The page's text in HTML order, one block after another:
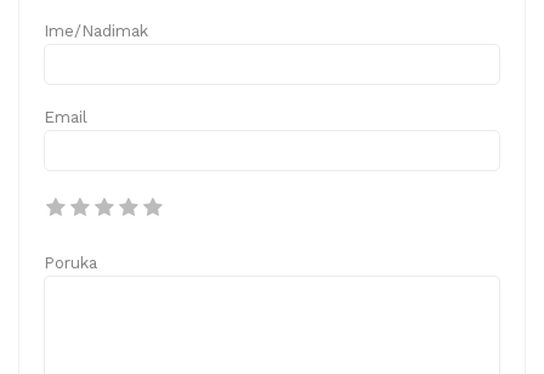
Ime/Nadimak
Email
Poruka